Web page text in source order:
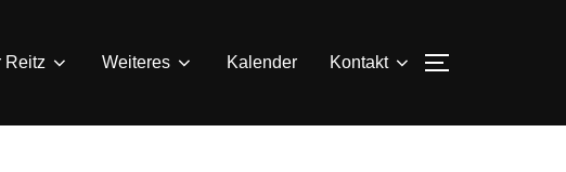
Reitz Weiteres Kalender Kontakt